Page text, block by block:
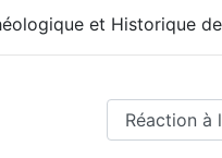
et Historique